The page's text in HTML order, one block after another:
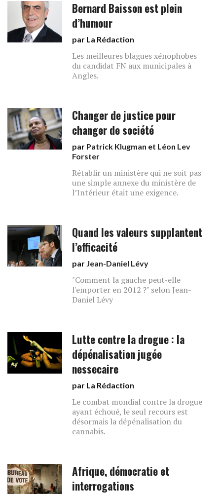
Bernard Baisson est plein
d’humour
par La Rédaction
Les meilleures blagues xénophobes
du candidat FN aux municipales à
Angles.
Changer de justice pour
changer de société
par Patrick Klugman et Léon Lev
Forster
Rétablir un ministère qui ne soit pas
une simple annexe du ministère de
l’Intérieur était une exigence.
Quand les valeurs supplantent
l’efficacité
par Jean-Daniel Lévy
"Comment la gauche peut-elle
l'emporter en 2012 ?" selon Jean-
Daniel Lévy
Lutte contre la drogue : la
dépénalisation jugée
nessecaire
par La Rédaction
Le combat mondial contre la drogue
ayant échoué, le seul recours est
désormais la dépénalisation du
cannabis.
Afrique, démocratie et
interrogations